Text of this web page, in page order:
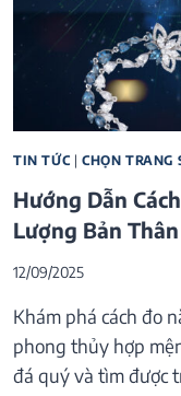
TIN TỨC | CHỌN TRANG
Hướng Dẫn
Lượng Bản
12/09/2025
Khám phá cách đo
phong thủy hợp
đá quý và tìm được